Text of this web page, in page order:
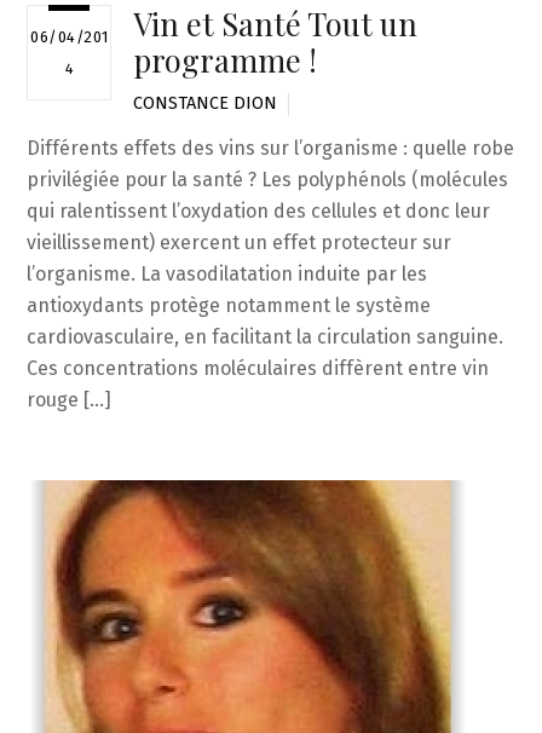
06/04/201
4
Vin et Santé Tout un
programme !
CONSTANCE DION
Différents effets des vins sur l’organisme : quelle robe
privilégiée pour la santé ? Les polyphénols (molécules
qui ralentissent l’oxydation des cellules et donc leur
vieillissement) exercent un effet protecteur sur
l’organisme. La vasodilatation induite par les
antioxydants protège notamment le système
cardiovasculaire, en facilitant la circulation sanguine.
Ces concentrations moléculaires diffèrent entre vin
rouge […]